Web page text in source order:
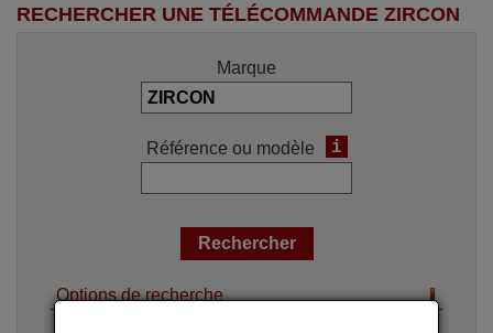
RECHERCHER UNE TÉLÉCOMMANDE ZIRCON
Marque
Référence ou modèle i
Options de recherche